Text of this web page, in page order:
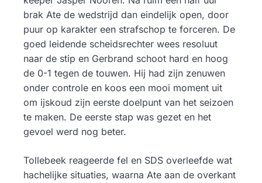
brak Ate de wedstrijd dan eindelijk open, door
puur op karakter een strafschop te forceren. De
goed leidende scheidsrechter wees resoluut
naar de stip en Gerbrand schoot hard en hoog
de 0-1 tegen de touwen. Hij had zijn zenuwen
onder controle en koos een mooi moment uit
om ijskoud zijn eerste doelpunt van het seizoen
te maken. De eerste stap was gezet en het
gevoel werd nog beter.
Tollebeek reageerde fel en SDS overleefde wat
hachelijke situaties, waarna Ate aan de overkant